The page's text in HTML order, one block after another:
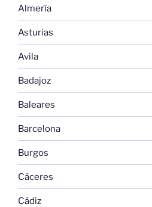
Almería
Asturias
Avila
Badajoz
Baleares
Barcelona
Burgos
Cáceres
Cádiz